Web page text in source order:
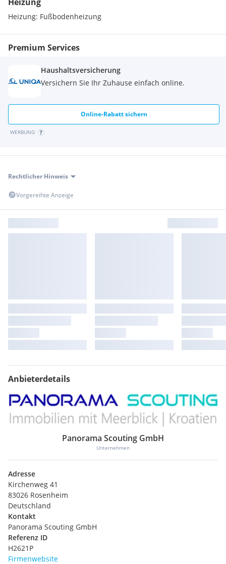
Heizung: Fußbodenheizung
Premium Services
Haushaltsversicherung
Versichern Sie Ihr Zuhause einfach online.
Online-Rabatt sichern
WERBUNG
Rechtlicher Hinweis
Vorgereihte Anzeige
Anbieterdetails
Panorama Scouting GmbH
Unternehmen
Adresse
Kirchenweg 41
83026 Rosenheim
Deutschland
Kontakt
Panorama Scouting GmbH
Referenz ID
H2621P
Firmenwebsite